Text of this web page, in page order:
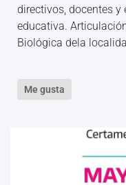
directivos, docentes
educativa.
Biológica dela
Me gusta